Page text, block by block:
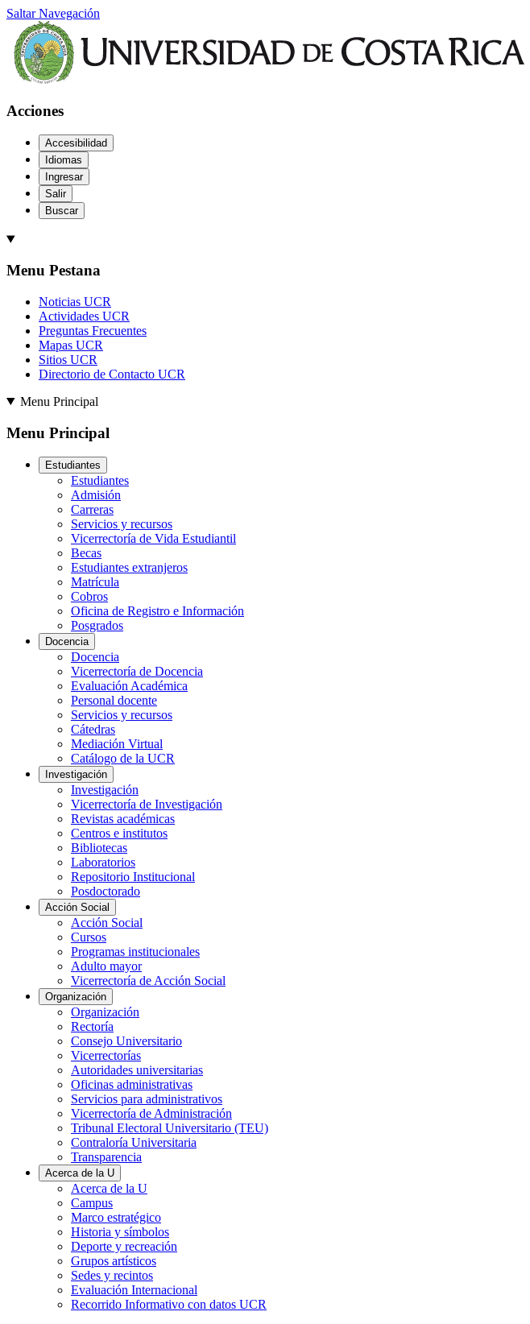
Saltar Navegación
Acciones
Accesibilidad
Idiomas
Ingresar
Salir
Buscar
Menu Pestana
Noticias UCR
Actividades UCR
Preguntas Frecuentes
Mapas UCR
Sitios UCR
Directorio de Contacto UCR
Menu Principal
Menu Principal
Estudiantes
Estudiantes
Admisión
Carreras
Servicios y recursos
Vicerrectoría de Vida Estudiantil
Becas
Estudiantes extranjeros
Matrícula
Cobros
Oficina de Registro e Información
Posgrados
Docencia
Docencia
Vicerrectoría de Docencia
Evaluación Académica
Personal docente
Servicios y recursos
Cátedras
Mediación Virtual
Catálogo de la UCR
Investigación
Investigación
Vicerrectoría de Investigación
Revistas académicas
Centros e institutos
Bibliotecas
Laboratorios
Repositorio Institucional
Posdoctorado
Acción Social
Acción Social
Cursos
Programas institucionales
Adulto mayor
Vicerrectoría de Acción Social
Organización
Organización
Rectoría
Consejo Universitario
Vicerrectorías
Autoridades universitarias
Oficinas administrativas
Servicios para administrativos
Vicerrectoría de Administración
Tribunal Electoral Universitario (TEU)
Contraloría Universitaria
Transparencia
Acerca de la U
Acerca de la U
Campus
Marco estratégico
Historia y símbolos
Deporte y recreación
Grupos artísticos
Sedes y recintos
Evaluación Internacional
Recorrido Informativo con datos UCR